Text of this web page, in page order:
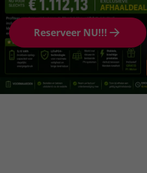
Reserveer NU!!!